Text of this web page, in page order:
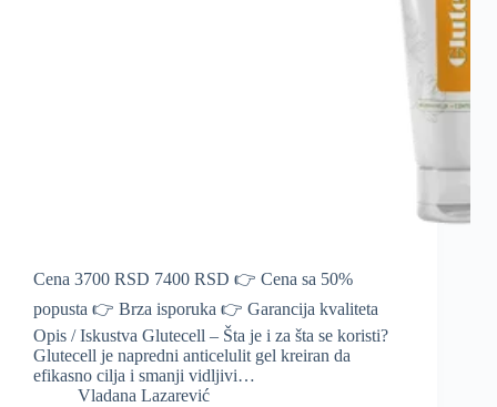
Cena 3700 RSD 7400 RSD 👉 Cena sa 50%
popusta 👉 Brza isporuka 👉 Garancija kvaliteta
Opis / Iskustva Glutecell – Šta je i za šta se koristi?
Glutecell je napredni anticelulit gel kreiran da
efikasno cilja i smanji vidljivi…
Vladana Lazarević